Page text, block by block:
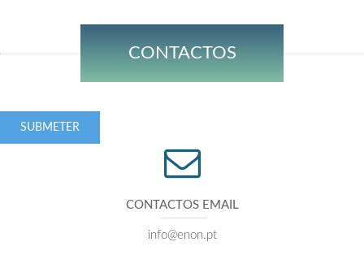
CONTACTOS
SUBMETER
CONTACTOS EMAIL
info@enon.pt